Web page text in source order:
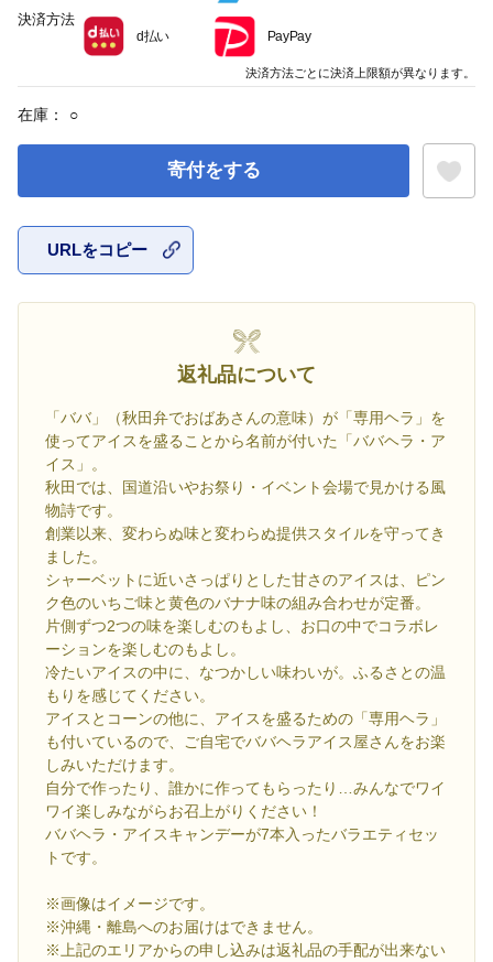
在庫： ○
寄付をする
URLをコピー
返礼品について
「ババ」（秋田弁でおばあさんの意味）が「専用ヘラ」を
使ってアイスを盛ることから名前が付いた「ババヘラ・ア
イス」。
秋田では、国道沿いやお祭り・イベント会場で見かける風
物詩です。
創業以来、変わらぬ味と変わらぬ提供スタイルを守ってき
ました。
シャーベットに近いさっぱりとした甘さのアイスは、ピン
ク色のいちご味と黄色のバナナ味の組み合わせが定番。
片側ずつ2つの味を楽しむのもよし、お口の中でコラボレ
ーションを楽しむのもよし。
冷たいアイスの中に、なつかしい味わいが。ふるさとの温
もりを感じてください。
アイスとコーンの他に、アイスを盛るための「専用ヘラ」
も付いているので、ご自宅でババヘラアイス屋さんをお楽
しみいただけます。
自分で作ったり、誰かに作ってもらったり…みんなでワイ
ワイ楽しみながらお召上がりください！
ババヘラ・アイスキャンデーが7本入ったバラエティセッ
トです。
※画像はイメージです。
※沖縄・離島へのお届けはできません。
※上記のエリアからの申し込みは返礼品の手配が出来ない
決済方法
d払い PayPay
決済方法ごとに決済上限額が異なります。